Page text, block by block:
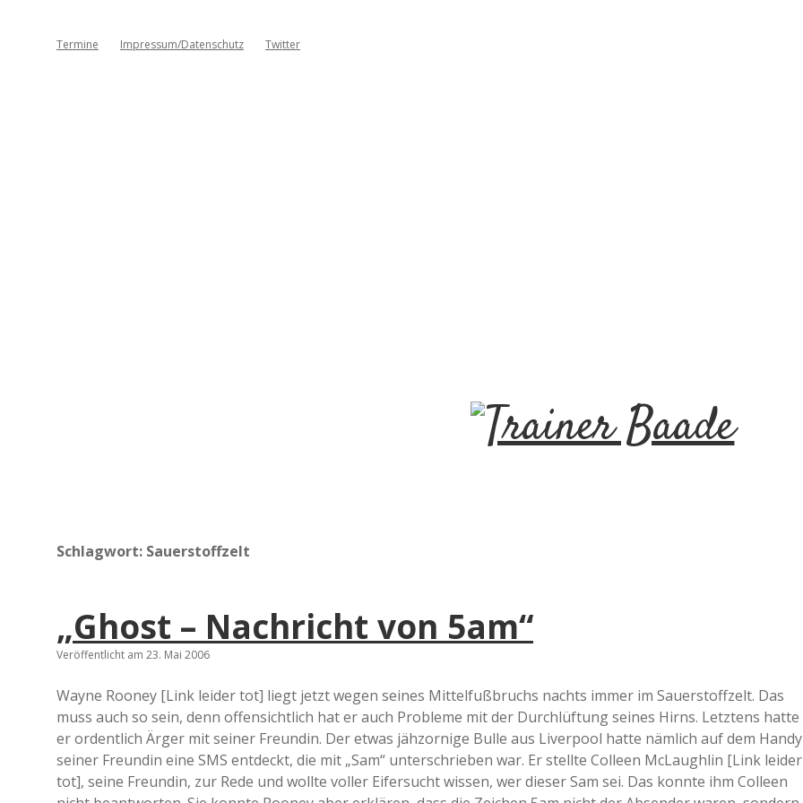
Termine Impressum/Datenschutz Twitter
T
n
e
r
Schlagwort: Sauerstoffzelt
„Ghost – Nachricht von 5am“
Veröffentlicht am 23. Mai 2006
Wayne Rooney [Link leider tot] liegt jetzt wegen seines Mittelfußbruchs nachts immer im Sauerstoffzelt. Das
muss auch so sein, denn offensichtlich hat er auch Probleme mit der Durchlüftung seines Hirns. Letztens hatte
er ordentlich Ärger mit seiner Freundin. Der etwas jähzornige Bulle aus Liverpool hatte nämlich auf dem Handy
seiner Freundin eine SMS entdeckt, die mit „Sam“ unterschrieben war. Er stellte Colleen McLaughlin [Link leider
tot], seine Freundin, zur Rede und wollte voller Eifersucht wissen, wer dieser Sam sei. Das konnte ihm Colleen